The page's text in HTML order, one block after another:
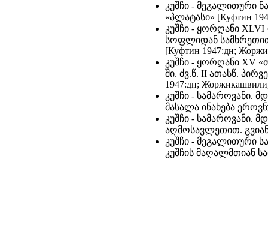
კუშჩი - მეგალითური
«პლატასი» [Куфтин
კუშჩი - ყორღანი
სოფლიდან
[Куфтин 1947:дн;
კუშჩი - ყორღანი XV
ში. ძვ.წ. II ათასწ.
1947:дн;
კუშჩი - სამაროვანი.
მასალა ინახება
კუშჩი -
აღმოსავლეთით.
კუშჩი - მეგალითური
კუშჩის მაღალმთიან